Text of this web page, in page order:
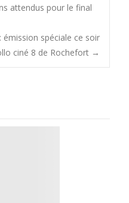
attendus pour le final
émission spéciale ce soir
ciné 8 de Rochefort →